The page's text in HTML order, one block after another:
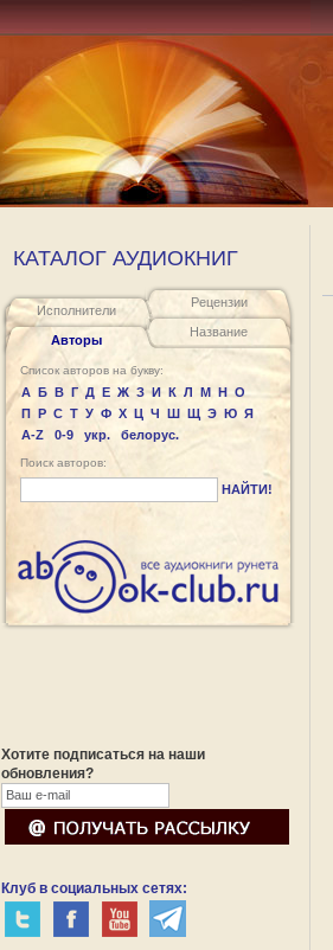
КАТАЛОГ АУДИОКНИГ
Исполнители
Авторы
Рецензии
Название
Список авторов на букву:
А Б В Г Д Е Ж З И К Л М Н О
П Р С Т У Ф Х Ц Ч Ш Щ Э Ю Я
A-Z
0-9 укр. белорус.
Поиск авторов:
НАЙТИ!
Хотите подписаться на наши
обновления?
Клуб в социальных сетях: